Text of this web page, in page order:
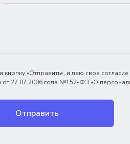
кнопку «Отправить», я даю свое
от 27.07.2006 года №152-ФЗ «О
Отправить